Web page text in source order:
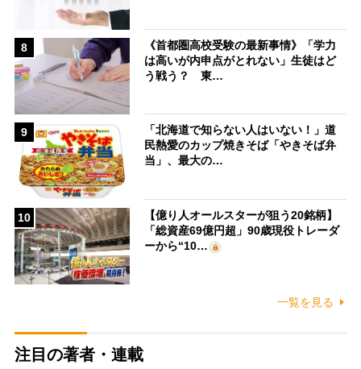
8
《首都圏高校受験の最新事情》「学力
は高いが内申点がとれない」生徒はど
う戦う？ 東…
9
「北海道で知らない人はいない！」道
民熱愛のカップ焼きそば「やきそば弁
当」、最大の…
10
【億り人オールスターが狙う20銘柄】
「総資産69億円超」90歳現役トレーダ
ーから“10…
一覧を見る
注目の著者・連載